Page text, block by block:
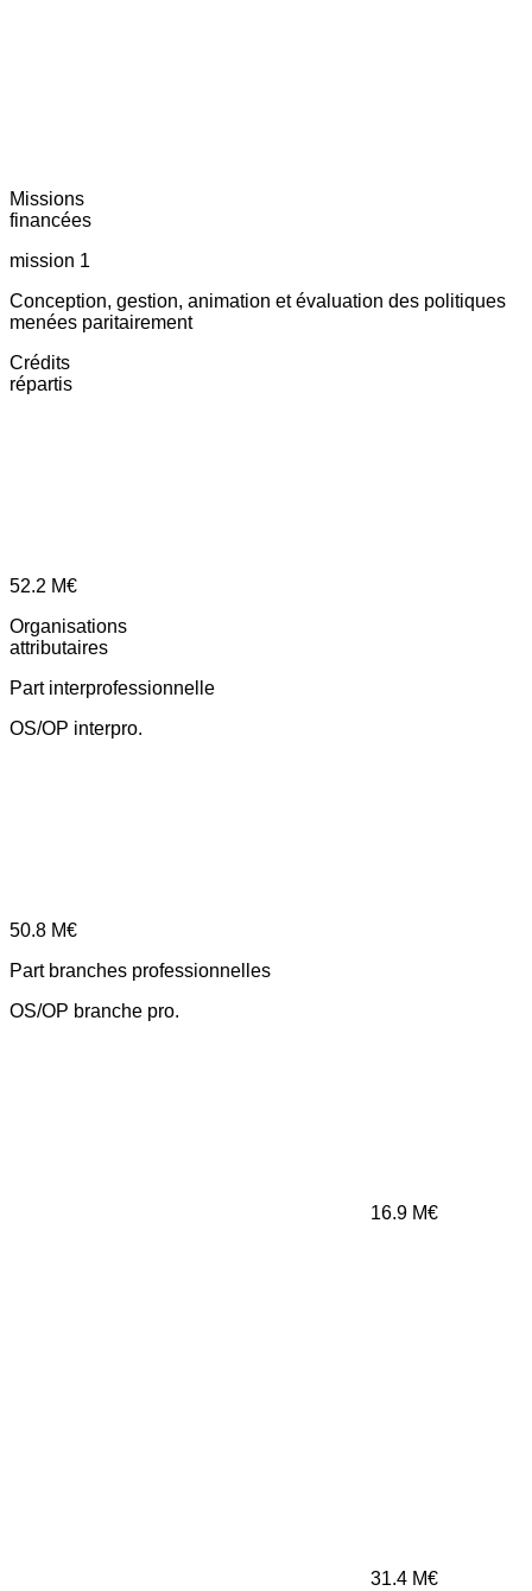
Missions
financées
mission 1
Conception, gestion, animation et évaluation des politiques
menées paritairement
Crédits
répartis
52.2 M€
Organisations
attributaires
Part interprofessionnelle
OS/OP interpro.
50.8 M€
Part branches professionnelles
OS/OP branche pro.
16.9 M€
31.4 M€